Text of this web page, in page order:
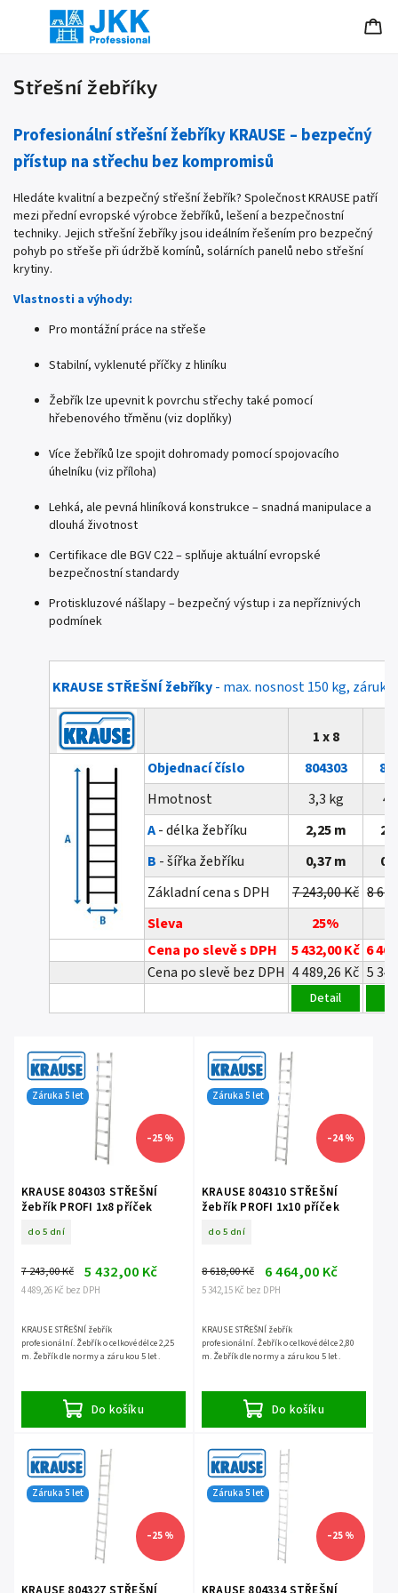
Střešní žebříky
Profesionální střešní žebříky KRAUSE – bezpečný
přístup na střechu bez kompromisů
Hledáte kvalitní a bezpečný střešní žebřík? Společnost KRAUSE patří
mezi přední evropské výrobce žebříků, lešení a bezpečnostní
techniky. Jejich střešní žebříky jsou ideálním řešením pro bezpečný
pohyb po střeše při údržbě komínů, solárních panelů nebo střešní
krytiny.
Vlastnosti a výhody:
Pro montážní práce na střeše
Stabilní, vyklenuté příčky z hliníku
Žebřík lze upevnit k povrchu střechy také pomocí
hřebenového třměnu (viz doplňky)
Více žebříků lze spojit dohromady pomocí spojovacího
úhelníku (viz příloha)
Lehká, ale pevná hliníková konstrukce – snadná manipulace a
dlouhá životnost
Certifikace dle BGV C22 – splňuje aktuální evropské
bezpečnostní standardy
Protiskluzové nášlapy – bezpečný výstup i za nepříznivých
podmínek
KRAUSE STŘEŠNÍ žebříky- max. nosnost 150 kg,
1 x 8
Objednací číslo
804303
Hmotnost
3,3 kg
A- délka žebříku 2,25 m
B - šířka žebříku 0,37 m
Základní cena s DPH
7 243,00 Kč 8
Sleva
25%
Cena po slevě s DPH
5 432,00 Kč 6
Cena po slevě bez DPH 4 489,26 Kč 5
Detail
Záruka 5 let
–25 %
KRAUSE 804303 STŘEŠNÍ
žebřík PROFI 1x8 příček
do 5 dní
4 489,26 Kč bez DPH
7 243,00 Kč 5 432,00 Kč
Do košíku
KRAUSE STŘEŠNÍ žebřík
profesionální. Žebřík o celkové délce 2,25
m. Žebřík dle normy a zárukou 5 let.
Záruka 5 let
–24 %
KRAUSE 804310 STŘEŠNÍ
žebřík PROFI 1x10 příček
do 5 dní
5 342,15 Kč bez DPH
8 618,00 Kč 6 464,00 Kč
Do košíku
KRAUSE STŘEŠNÍ žebřík
profesionální. Žebřík o celkové délce 2,80
m. Žebřík dle normy a zárukou 5 let.
Záruka 5 let
–25 %
KRAUSE 804327 STŘEŠNÍ
Záruka 5 let
–25 %
KRAUSE 804334 STŘEŠNÍ